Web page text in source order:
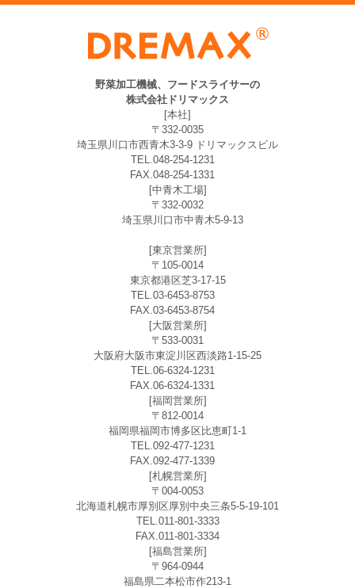
野菜加工機械、フードスライサーの
株式会社ドリマックス
[本社]
〒332-0035
埼玉県川口市西青木3-3-9 ドリマックスビル
TEL.048-254-1231
FAX.048-254-1331
[中青木工場]
〒332-0032
埼玉県川口市中青木5-9-13
[東京営業所]
〒105-0014
東京都港区芝3-17-15
TEL.03-6453-8753
FAX.03-6453-8754
[大阪営業所]
〒533-0031
大阪府大阪市東淀川区西淡路1-15-25
TEL.06-6324-1231
FAX.06-6324-1331
[福岡営業所]
〒812-0014
福岡県福岡市博多区比恵町1-1
TEL.092-477-1231
FAX.092-477-1339
[札幌営業所]
〒004-0053
北海道札幌市厚別区厚別中央三条5-5-19-101
TEL.011-801-3333
FAX.011-801-3334
[福島営業所]
〒964-0944
福島県二本松市作213-1